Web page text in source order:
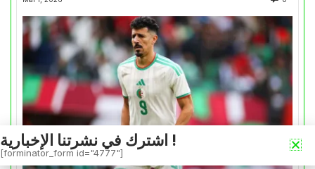
اشترك في نشرتنا الإخبارية !
[forminator_form id="4777"]